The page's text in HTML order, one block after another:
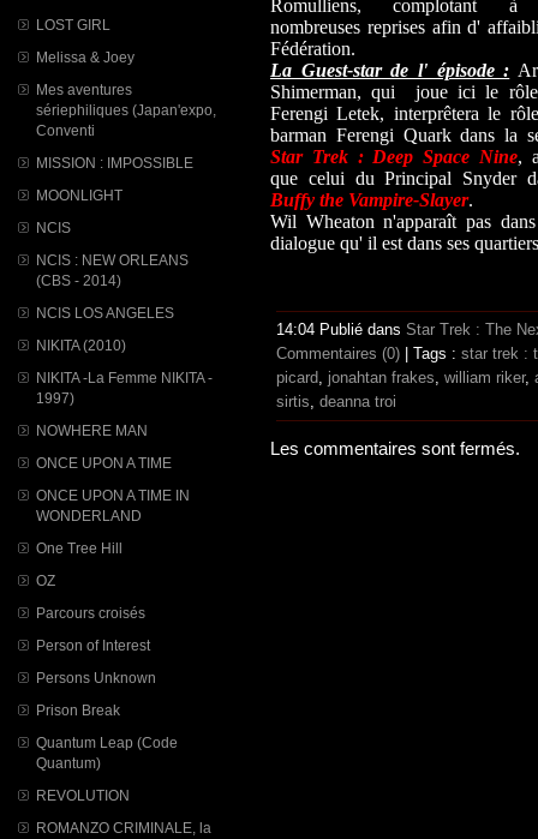
LOST GIRL
Melissa & Joey
Mes aventures
sériephiliques (Japan'expo,
Conventi
MISSION : IMPOSSIBLE
MOONLIGHT
NCIS
NCIS : NEW ORLEANS
(CBS - 2014)
NCIS LOS ANGELES
NIKITA (2010)
NIKITA -La Femme NIKITA -
1997)
NOWHERE MAN
ONCE UPON A TIME
ONCE UPON A TIME IN
WONDERLAND
One Tree Hill
OZ
Parcours croisés
Person of Interest
Persons Unknown
Prison Break
Quantum Leap (Code
Quantum)
REVOLUTION
ROMANZO CRIMINALE, la
Romulliens, complotant à
nombreuses reprises afin d'
Fédération.
La Guest-star de l' épisode :
Shimerman, qui joue ici le
Ferengi Letek, interprêtera le
barman Ferengi Quark dans la
Star Trek : Deep Space Nine,
que celui du Principal Snyder
Buffy the Vampire-Slayer.
Wil Wheaton n'apparaît pas
dialogue qu' il est dans ses
14:04 Publié dans Star Trek : The
Commentaires (0) | Tags : star trek :
picard, jonahtan frakes, william riker,
sirtis, deanna troi
Les commentaires sont fermés.